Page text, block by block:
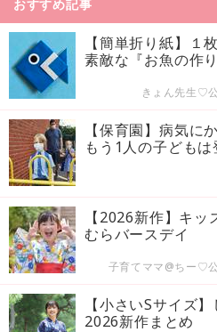
おすすめ記事
【簡単折り紙】１
素敵な『お魚の作り
きょん先生♡
【保育園】病気に
もう1人の子どもは
【2026新作】キ
むらバースデイ
子育てママ@ちー♡
【小さいSサイズ
2026新作まとめ